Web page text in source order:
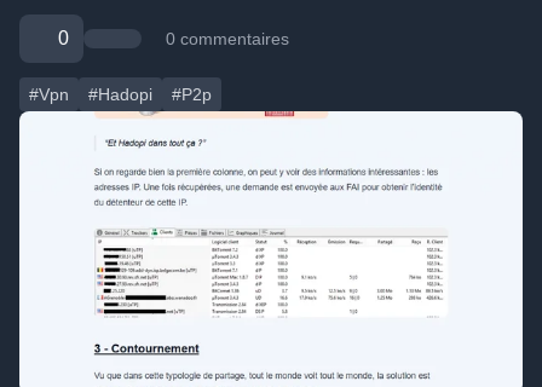
0 0 commentaires
#Vpn #Hadopi #P2p